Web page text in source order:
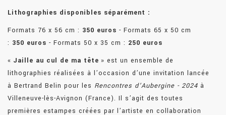
Lithographies disponibles séparément :
Formats 76 x 56 cm : 350 euros - Formats 65 x 50 cm
: 350 euros - Formats 50 x 35 cm : 250 euros
« Jaille au cul de ma tête » est un ensemble de
lithographies réalisées à l’occasion d’une invitation lancée
à Bertrand Belin pour les Rencontres d’Aubergine - 2024 à
Villeneuve-lès-Avignon (France). Il s’agit des toutes
premières estampes créées par l’artiste en collaboration